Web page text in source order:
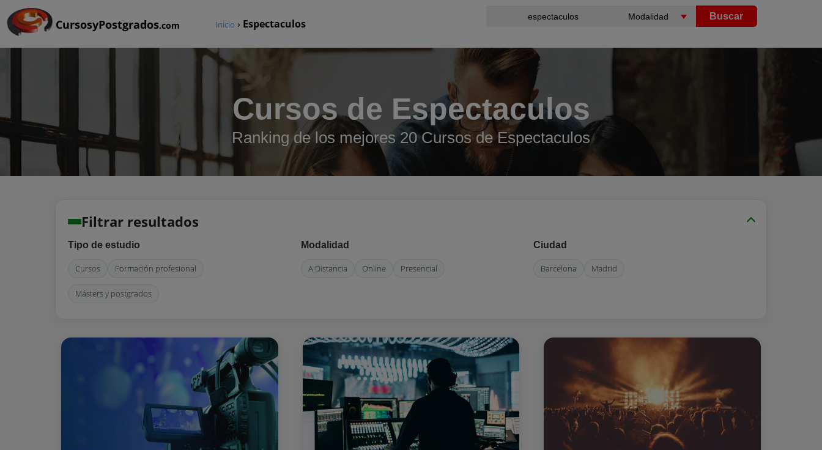
CursosyPostgrados.com
Buscar
Inicio › Espectaculos
Cursos de Espectaculos
Ranking de los mejores 20 Cursos de Espectaculos
Filtrar resultados
Tipo de estudio
Cursos Formación profesional
Másters y postgrados
Modalidad
A Distancia Online Presencial
Ciudad
Barcelona Madrid